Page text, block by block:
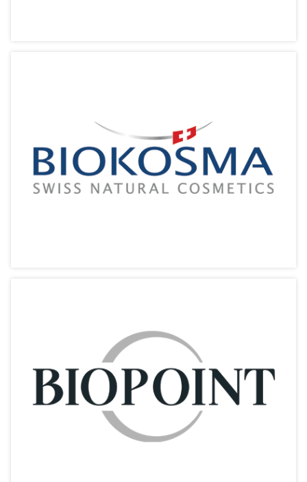
植物效能 醫學驗證 簡約環保
相關產品
Biokosma【奧士瑪】
瑞士草本萃取 天然護膚美顏
相關產品